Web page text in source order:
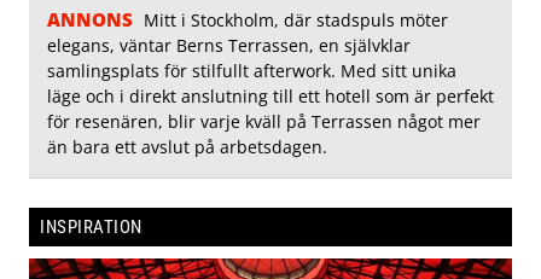
ANNONS Mitt i Stockholm, där stadspuls möter
elegans, väntar Berns Terrassen, en självklar
samlingsplats för stilfullt afterwork. Med sitt unika
läge och i direkt anslutning till ett hotell som är perfekt
för resenären, blir varje kväll på Terrassen något mer
än bara ett avslut på arbetsdagen.
INSPIRATION